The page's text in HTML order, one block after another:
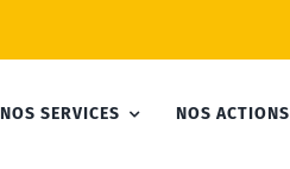
NOS SERVICES NOS ACTIONS